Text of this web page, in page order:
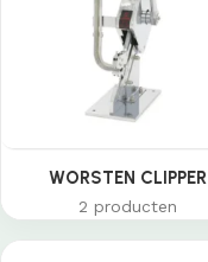
WORSTEN CLIPPER
2 producten